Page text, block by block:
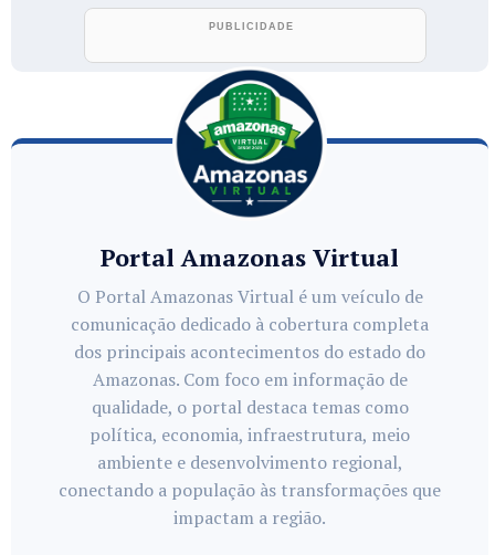
Portal Amazonas Virtual
O Portal Amazonas Virtual é um veículo de
comunicação dedicado à cobertura completa
dos principais acontecimentos do estado do
Amazonas. Com foco em informação de
qualidade, o portal destaca temas como
política, economia, infraestrutura, meio
ambiente e desenvolvimento regional,
conectando a população às transformações que
impactam a região.